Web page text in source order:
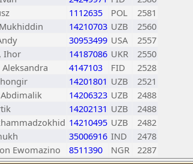
1112635 POL
2581
14210703 UZB
2560
30953499 USA
2557
Ihor 14187086 UKR
2550
4147103 FID
2528
14201801 UZB
2521
14206323 UZB
2488
14202131 UZB
2488
14210495 UZB
2482
35006916 IND
2478
Ewomazino 8511390 NGR 2287